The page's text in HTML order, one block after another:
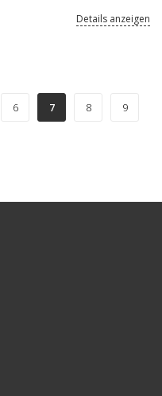
Details anzeigen
6 7 8
9